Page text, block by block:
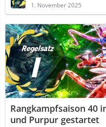
1. November 2025
Rangkampfsaison 40
und Purpur gestartet